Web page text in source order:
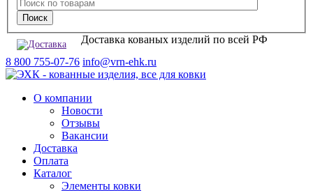
Доставка кованых изделий по всей РФ
8 800 755-07-76 info@vrn-ehk.ru
О компании
Новости
Отзывы
Вакансии
Доставка
Оплата
Каталог
Элементы ковки